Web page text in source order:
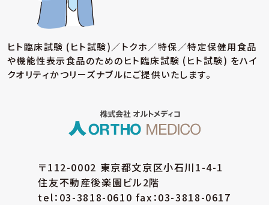
ヒト臨床試験 (ヒト試験)／トクホ／特保／特定保健用食品
や機能性表示食品のためのヒト臨床試験 (ヒト試験) をハイ
クオリティかつリーズナブルにご提供いたします。
〒112-0002 東京都文京区小石川1-4-1
住友不動産後楽園ビル2階
tel：03-3818-0610 fax：03-3818-0617